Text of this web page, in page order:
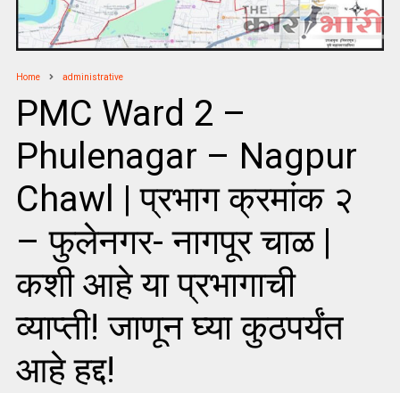
Home administrative
PMC Ward 2 –
Phulenagar – Nagpur
Chawl | प्रभाग क्रमांक २
– फुलेनगर- नागपूर चाळ |
कशी आहे या प्रभागाची
व्याप्ती! जाणून घ्या कुठपर्यंत
आहे हद्द!